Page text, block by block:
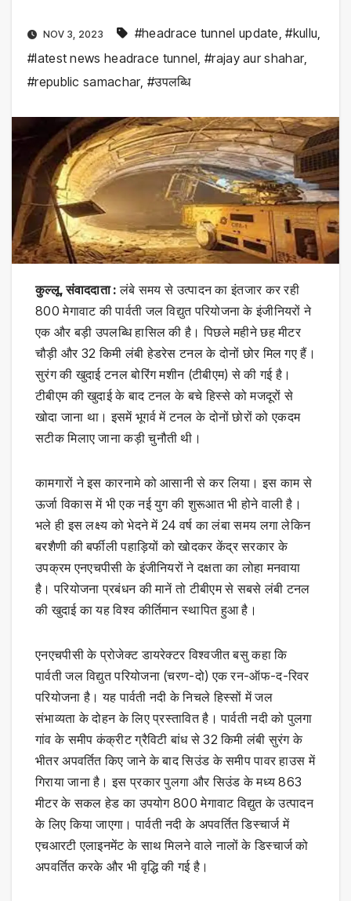
NOV 3, 2023 #headrace tunnel update,#kullu,
#latest news headrace tunnel,#rajay aur shahar,
#republic samachar,#उपलब्धि
कुल्लू, संवाददाता :लंबे समय से उत्पादन का इंतजार कर रही
800 मेगावाट की पार्वती जल विद्युत परियोजना के इंजीनियरों ने
एक और बड़ी उपलब्धि हासिल की है। पिछले महीने छह मीटर
चौड़ी और 32 किमी लंबी हेडरेस टनल के दोनों छोर मिल गए हैं।
सुरंग की खुदाई टनल बोरिंग मशीन (टीबीएम) से की गई है।
टीबीएम की खुदाई के बाद टनल के बचे हिस्से को मजदूरों से
खोदा जाना था। इसमें भूगर्व में टनल के दोनों छोरों को एकदम
सटीक मिलाए जाना कड़ी चुनौती थी।
कामगारों ने इस कारनामे को आसानी से कर लिया। इस काम से
ऊर्जा विकास में भी एक नई युग की शुरूआत भी होने वाली है।
भले ही इस लक्ष्य को भेदने में 24 वर्ष का लंबा समय लगा लेकिन
बरशैणी की बर्फीली पहाड़ियों को खोदकर केंद्र सरकार के
उपक्रम एनएचपीसी के इंजीनियरों ने दक्षता का लोहा मनवाया
है। परियोजना प्रबंधन की मानें तो टीबीएम से सबसे लंबी टनल
की खुदाई का यह विश्व कीर्तिमान स्थापित हुआ है।
एनएचपीसी के प्रोजेक्ट डायरेक्टर विश्वजीत बसु कहा कि
पार्वती जल विद्युत परियोजना (चरण-दो) एक रन-ऑफ-द-रिवर
परियोजना है। यह पार्वती नदी के निचले हिस्सों में जल
संभाव्यता के दोहन के लिए प्रस्तावित है। पार्वती नदी को पुलगा
गांव के समीप कंक्रीट ग्रैविटी बांध से 32 किमी लंबी सुरंग के
भीतर अपवर्तित किए जाने के बाद सिउंड के समीप पावर हाउस में
गिराया जाना है। इस प्रकार पुलगा और सिउंड के मध्य 863
मीटर के सकल हेड का उपयोग 800 मेगावाट विद्युत के उत्पादन
के लिए किया जाएगा। पार्वती नदी के अपवर्तित डिस्चार्ज में
एचआरटी एलाइनमेंट के साथ मिलने वाले नालों के डिस्चार्ज को
अपवर्तित करके और भी वृद्धि की गई है।